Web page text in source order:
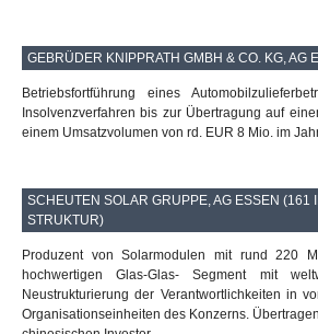
GEBRÜDER KNIPPRATH GMBH & CO. KG, AG
Betriebsfortführung eines
Insolvenzverfahren bis zur Übertragung auf
einem Umsatzvolumen von rd. EUR 8 Mio. im
SCHEUTEN SOLAR GRUPPE, AG ESSEN
STRUKTUR)
Produzent von Solarmodulen mit rund 220
hochwertigen Glas-Glas- Segment mit
Neustrukturierung der Verantwortlichkeiten in
Organisationseinheiten des Konzerns.